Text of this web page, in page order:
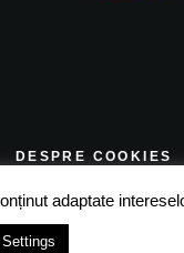
DESPRE COOKIES
adaptate
Settings